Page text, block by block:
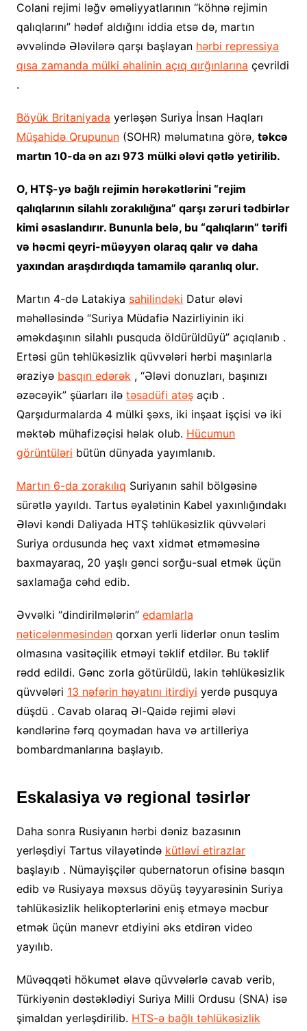
Colani rejimi ləğv əməliyyatlarının “köhnə rejimin
qalıqlarını” hədəf aldığını iddia etsə də, martın
əvvəlində Ələvilərə qarşı başlayan hərbi repressiya
qısa zamanda mülki əhalinin açıq qırğınlarına çevrildi
.
Böyük Britaniyada yerləşən Suriya İnsan Haqları
Müşahidə Qrupunun(SOHR) məlumatına görə, təkcə
martın 10-da ən azı 973 mülki ələvi qətlə yetirilib.
O, HTŞ-yə bağlı rejimin hərəkətlərini “rejim
qalıqlarının silahlı zorakılığına” qarşı zəruri tədbirlər
kimi əsaslandırır. Bununla belə, bu “qalıqların” tərifi
və həcmi qeyri-müəyyən olaraq qalır və daha
yaxından araşdırdıqda tamamilə qaranlıq olur.
Martın 4-də Latakiya sahilindəki Datur ələvi
məhəlləsində “Suriya Müdafiə Nazirliyinin iki
əməkdaşının silahlı pusquda öldürüldüyü” açıqlanıb .
Ertəsi gün təhlükəsizlik qüvvələri hərbi maşınlarla
əraziyə basqın edərək, “Ələvi donuzları, başınızı
əzəcəyik” şüarları ilə təsadüfi atəşaçıb .
Qarşıdurmalarda 4 mülki şəxs, iki inşaat işçisi və iki
məktəb mühafizəçisi həlak olub. Hücumun
görüntüləri bütün dünyada yayımlanıb.
Martın 6-da zorakılıq Suriyanın sahil bölgəsinə
sürətlə yayıldı. Tartus əyalətinin Kabel yaxınlığındakı
Ələvi kəndi Daliyada HTŞ təhlükəsizlik qüvvələri
Suriya ordusunda heç vaxt xidmət etməməsinə
baxmayaraq, 20 yaşlı gənci sorğu-sual etmək üçün
saxlamağa cəhd edib.
Əvvəlki “dindirilmələrin” edamlarla
nəticələnməsindənqorxan yerli liderlər onun təslim
olmasına vasitəçilik etməyi təklif etdilər. Bu təklif
rədd edildi. Gənc zorla götürüldü, lakin təhlükəsizlik
qüvvələri 13 nəfərin həyatını itirdiyi yerdə pusquya
düşdü . Cavab olaraq Əl-Qaidə rejimi ələvi
kəndlərinə fərq qoymadan hava və artilleriya
bombardmanlarına başlayıb.
Eskalasiya və regional təsirlər
Daha sonra Rusiyanın hərbi dəniz bazasının
yerləşdiyi Tartus vilayətində kütləvi etirazlar
başlayıb . Nümayişçilər qubernatorun ofisinə basqın
edib və Rusiyaya məxsus döyüş təyyarəsinin Suriya
təhlükəsizlik helikopterlərini eniş etməyə məcbur
etmək üçün manevr etdiyini əks etdirən video
yayılıb.
Müvəqqəti hökumət əlavə qüvvələrlə cavab verib,
Türkiyənin dəstəklədiyi Suriya Milli Ordusu (SNA) isə
şimaldan yerləşdirilib. HTS-ə bağlı təhlükəsizlik